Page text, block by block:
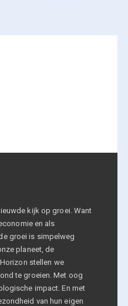
kijk op groei. Want
en als
groei is simpelweg
planeet, de
stellen we
te groeien. Met oog
impact. En met
van hun eigen